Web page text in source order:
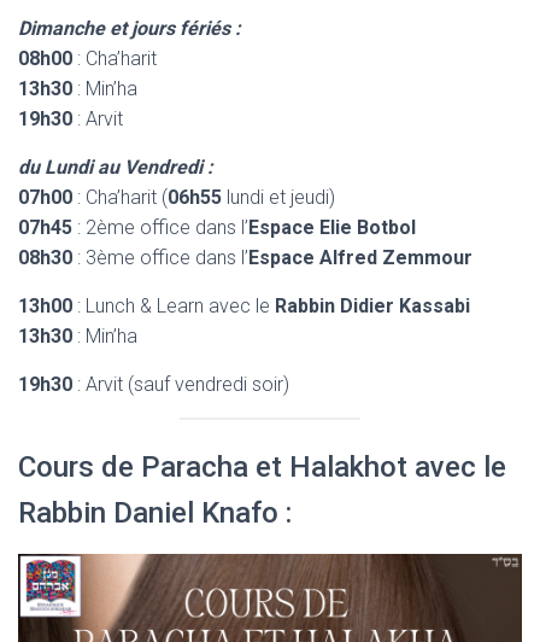
Dimanche et jours fériés :
08h00 : Cha’harit
13h30 : Min’ha
19h30 : Arvit
du Lundi au Vendredi :
07h00 : Cha’harit (06h55 lundi et jeudi)
07h45 : 2ème office dans l’Espace Elie Botbol
08h30 : 3ème office dans l’Espace Alfred Zemmour
13h00 : Lunch & Learn avec le Rabbin Didier Kassabi
13h30 : Min’ha
19h30 : Arvit (sauf vendredi soir)
Cours de Paracha et Halakhot avec le
Rabbin Daniel Knafo :